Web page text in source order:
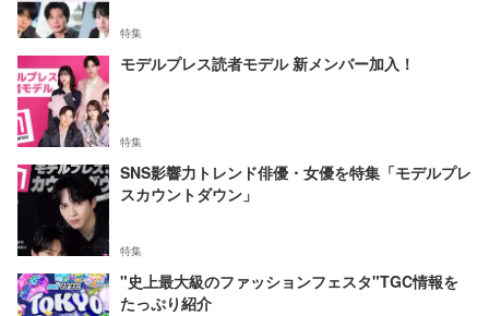
特集
モデルプレス読者モデル 新メンバー加入！
特集
SNS影響力トレンド俳優・女優を特集「モデルプレ
スカウントダウン」
特集
"史上最大級のファッションフェスタ"TGC情報を
たっぷり紹介